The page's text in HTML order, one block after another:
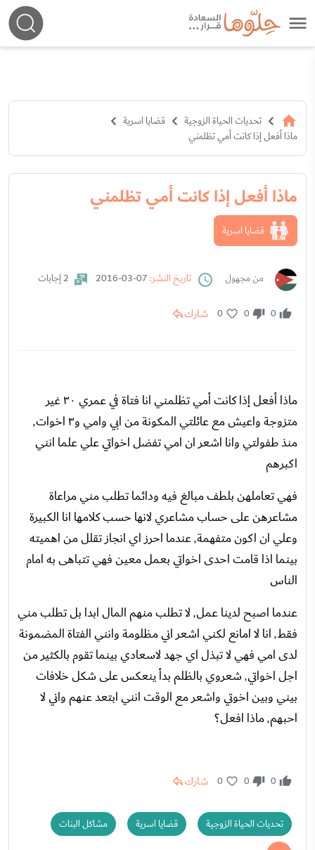
تحديات الحياة الزوجية
قضايا اسرية
ماذا أفعل إذا كانت أمي تظلمني
ماذا أفعل إذا كانت أمي تظلمني
قضايا اسرية
من مجهول تاريخ النشر: 2 إجابات
0
0
0 شارك
ماذا أفعل إذا كانت أمي تظلمني انا فتاة في عمري ٣٠ غير
متزوجة واعيش مع عائلتي المكونة من ابي وامي و٣ اخوات٬
منذ طفولتي وانا اشعر ان امي تفضل اخواتي علي علما انني
اكبرهم
فهي تعاملهن بلطف مبالغ فيه ودائما تطلب مني مراعاة
مشاعرهن على حساب مشاعري لانها حسب كلامها انا الكبيرة
وعلي ان اكون متفهمة٬ عندما احرز اي انجاز تقلل من اهميته
بينما اذا قامت احدى اخواتي بعمل معين فهي تتباهى به امام
الناس
عندما اصبح لدينا عمل٬ لا تطلب منهم المال ابدا بل تطلب مني
فقط٬ انا لا امانع لكني اشعر اني مظلومة وانني الفتاة المضمونة
لدى امي فهي لا تبذل اي جهد لاسعادي بينما تقوم بالكثير من
اجل اخواتي٬ شعروي بالظلم بدأ ينعكس على شكل خلافات
بيني وبين اخوتي واشعر مع الوقت انني ابتعد عنهم واني لا
احبهم٬ ماذا افعل؟
0
0
0 شارك
تحديات الحياة الزوجية قضايا اسرية مشاكل البنات